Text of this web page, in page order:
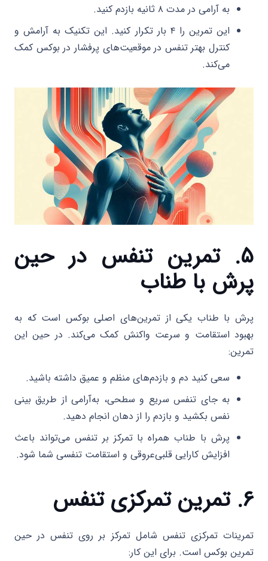
به آرامی در مدت ۸ ثانیه بازدم کنید.
این تمرین را ۴ بار تکرار کنید. این تکنیک به آرامش و
کنترل بهتر تنفس در موقعیت‌های پرفشار در بوکس کمک
می‌کند.
۵. تمرین تنفس در حین
پرش با طناب
پرش با طناب یکی از تمرین‌های اصلی بوکس است که به
بهبود استقامت و سرعت واکنش کمک می‌کند. در حین این
تمرین:
سعی کنید دم و بازدم‌های منظم و عمیق داشته باشید.
به جای تنفس سریع و سطحی، به‌آرامی از طریق بینی
نفس بکشید و بازدم را از دهان انجام دهید.
پرش با طناب همراه با تمرکز بر تنفس می‌تواند باعث
افزایش کارایی قلبی‌عروقی و استقامت تنفسی شما شود.
۶. تمرین تمرکزی تنفس
تمرینات تمرکزی تنفس شامل تمرکز بر روی تنفس در حین
تمرین بوکس است. برای این کار: